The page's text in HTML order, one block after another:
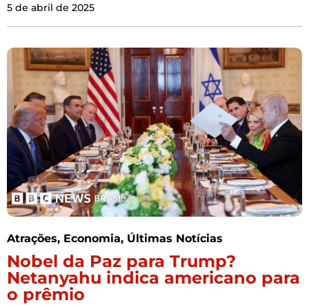
5 de abril de 2025
Atrações, Economia, Últimas Notícias
Nobel da Paz para Trump?
Netanyahu indica americano para
o prêmio